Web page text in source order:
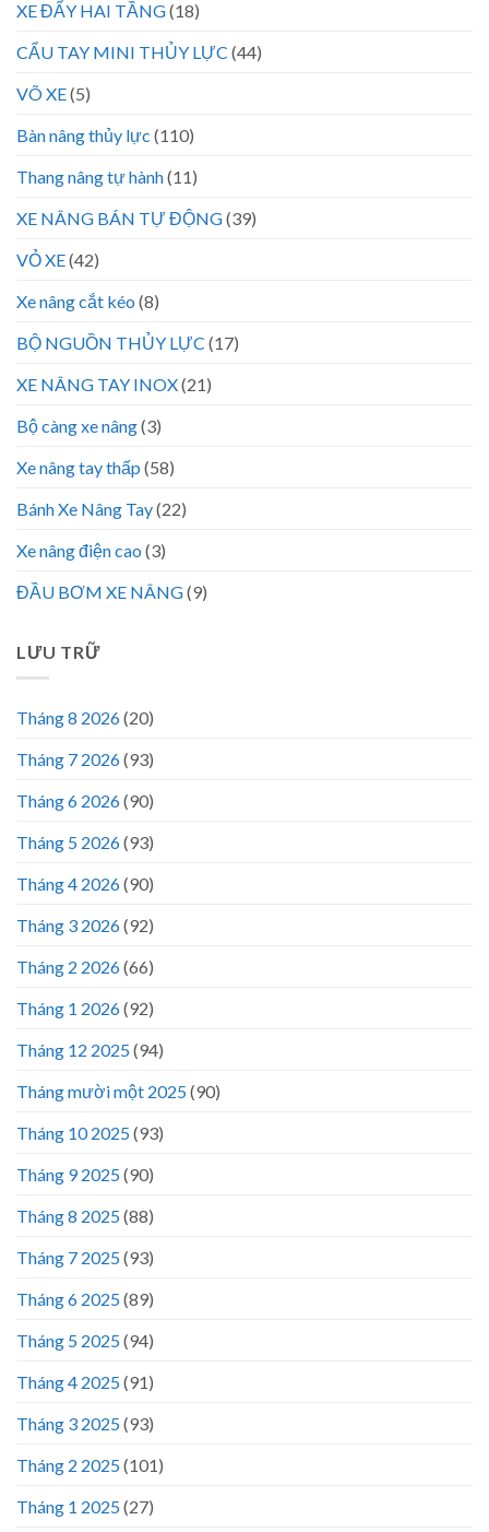
XE ĐẨY HAI TẦNG(18)
CẨU TAY MINI THỦY LỰC (44)
VÕ XE(5)
Bàn nâng thủy lực (110)
Thang nâng tự hành(11)
XE NÂNG BÁN TỰ ĐỘNG(39)
VỎ XE(42)
Xe nâng cắt kéo (8)
BỘ NGUỒN THỦY LỰC (17)
XE NÂNG TAY INOX(21)
Bộ càng xe nâng(3)
Xe nâng tay thấp (58)
Bánh Xe Nâng Tay(22)
Xe nâng điện cao (3)
ĐẦU BƠM XE NÂNG(9)
LƯU TRỮ
Tháng 8 2026(20)
Tháng 7 2026(93)
Tháng 6 2026(90)
Tháng 5 2026(93)
Tháng 4 2026(90)
Tháng 3 2026(92)
Tháng 2 2026(66)
Tháng 1 2026(92)
Tháng 12 2025(94)
Tháng mười một 2025(90)
Tháng 10 2025(93)
Tháng 9 2025(90)
Tháng 8 2025(88)
Tháng 7 2025(93)
Tháng 6 2025(89)
Tháng 5 2025(94)
Tháng 4 2025(91)
Tháng 3 2025(93)
Tháng 2 2025(101)
Tháng 1 2025(27)